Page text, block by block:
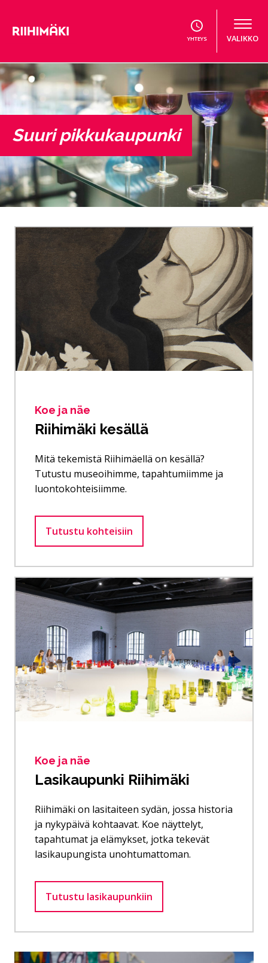
YHTEYS VALIKKO
Suuri pikkukaupunki
Koe ja näe
Riihimäki kesällä
Mitä tekemistä Riihimäellä on kesällä?
Tutustu museoihimme, tapahtumiimme ja
luontokohteisiimme.
Tutustu kohteisiin
Koe ja näe
Lasikaupunki Riihimäki
Riihimäki on lasitaiteen sydän, jossa historia
ja nykypäivä kohtaavat. Koe näyttelyt,
tapahtumat ja elämykset, jotka tekevät
lasikaupungista unohtumattoman.
Tutustu lasikaupunkiin